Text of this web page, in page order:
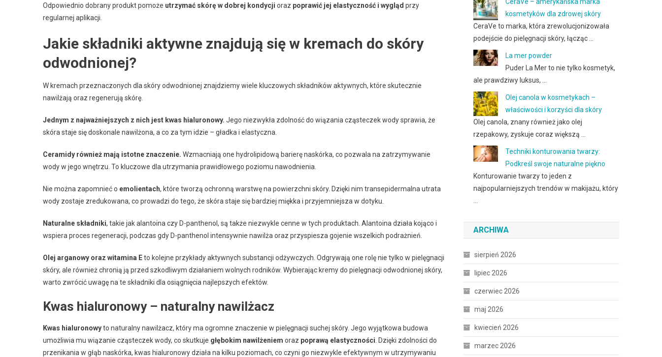
Odpowiednio dobrany produkt pomoże utrzymać skórę w dobrej kondycji oraz poprawić jej elastyczność i wygląd przy
regularnej aplikacji.
Jakie składniki aktywne znajdują się w kremach do skóry
odwodnionej?
W kremach przeznaczonych dla skóry odwodnionej znajdziemy wiele kluczowych składników aktywnych, które skutecznie
nawilżają oraz regenerują skórę.
Jednym z najważniejszych z nich jest kwas hialuronowy. Jego niezwykła zdolność do wiązania cząsteczek wody sprawia, że
skóra staje się doskonale nawilżona, a co za tym idzie – gładka i elastyczna.
Ceramidy również mają istotne znaczenie. Wzmacniają one hydrolipidową barierę naskórka, co pozwala na zatrzymywanie
wody w jego wnętrzu. To kluczowe dla utrzymania prawidłowego poziomu nawodnienia.
Nie można zapomnieć o emolientach, które tworzą ochronną warstwę na powierzchni skóry. Dzięki nim transepidermalna utrata
wody zostaje zredukowana, co prowadzi do tego, że skóra staje się bardziej miękka i przyjemniejsza w dotyku.
Naturalne składniki, takie jak alantoina czy D-panthenol, są także niezwykle cenne w tych produktach. Alantoina działa kojąco i
wspiera proces regeneracji, podczas gdy D-panthenol intensywnie nawilża oraz przyspiesza gojenie wszelkich podrażnień.
Olej arganowy oraz witamina Eto kolejne przykłady aktywnych substancji odżywczych. Odgrywają one rolę nie tylko w pielęgnacji
skóry, ale również chronią ją przed szkodliwym działaniem wolnych rodników. Wybierając kremy do pielęgnacji odwodnionej skóry,
warto zwrócić uwagę na te składniki dla osiągnięcia najlepszych efektów.
Kwas hialuronowy – naturalny nawilżacz
Kwas hialuronowyto naturalny nawilżacz, który ma ogromne znaczenie w pielęgnacji suchej skóry. Jego wyjątkowa budowa
umożliwia mu wiązanie cząsteczek wody, co skutkuje głębokim nawilżeniem oraz poprawą elastyczności . Dzięki zdolności do
przenikania w głąb naskórka, kwas hialuronowy działa na kilku poziomach, co czyni go niezwykle efektywnym w utrzymywaniu
kosmetyków dla zdrowej skóry
CeraVe to marka, która zrewolucjonizowała
podejście do pielęgnacji skóry, łącząc …
La mer powder
Puder La Mer to nie tylko kosmetyk,
ale prawdziwy luksus, …
Olej canola w kosmetykach –
właściwości i korzyści dla skóry
Olej canola, znany również jako olej
rzepakowy, zyskuje coraz większą …
Techniki konturowania twarzy:
Podkreśl swoje naturalne piękno
Konturowanie twarzy to jeden z
najpopularniejszych trendów w makijażu, który
ARCHIWA
sierpień 2026
lipiec 2026
czerwiec 2026
maj 2026
kwiecień 2026
marzec 2026